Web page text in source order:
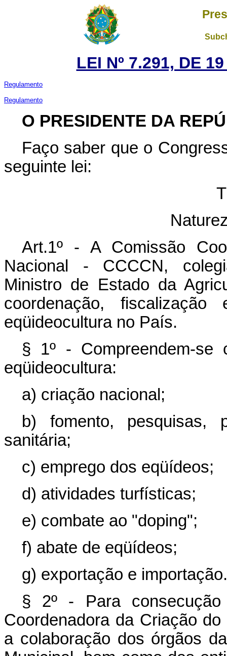
LEI Nº 7.291, DE
Regulamento
Regulamento
O PRESIDENTE DA
Faço saber que o
seguinte lei:
Art.1º - A Comissão
Nacional - CCCCN,
Ministro de Estado da
coordenação,
eqüideocultura no País.
§ 1º - Compreendem-se
eqüideocultura:
a) criação nacional;
b) fomento, pesquisas,
sanitária;
c) emprego dos eqüídeos;
d) atividades turfísticas;
e) combate ao "doping";
f) abate de eqüídeos;
g) exportação e importação.
§ 2º - Para
Coordenadora da Criação
a colaboração dos órgãos